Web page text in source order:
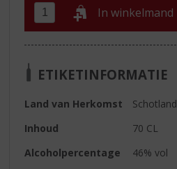
In winkelmand
ETIKETINFORMATIE
Land van Herkomst
Schotland
Inhoud
70 CL
Alcoholpercentage
46% vol